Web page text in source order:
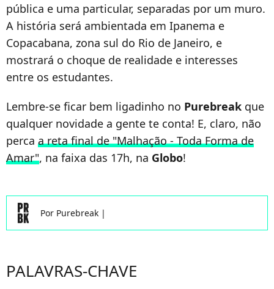
pública e uma particular, separadas por um muro.
A história será ambientada em Ipanema e
Copacabana, zona sul do Rio de Janeiro, e
mostrará o choque de realidade e interesses
entre os estudantes.
Lembre-se ficar bem ligadinho no Purebreak que
qualquer novidade a gente te conta! E, claro, não
perca a reta final de "Malhação - Toda Forma de
Amar", na faixa das 17h, na Globo!
Por Purebreak |
PALAVRAS-CHAVE